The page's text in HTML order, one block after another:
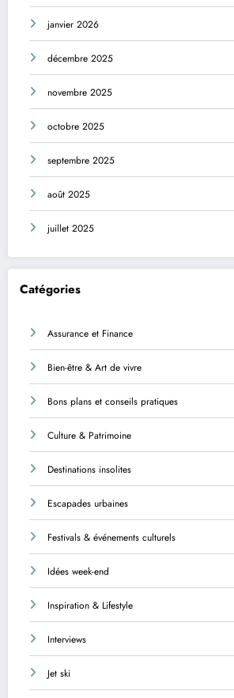
janvier 2026
décembre 2025
novembre 2025
octobre 2025
septembre 2025
août 2025
juillet 2025
Catégories
Assurance et Finance
Bien-être & Art de vivre
Bons plans et conseils pratiques
Culture & Patrimoine
Destinations insolites
Escapades urbaines
Festivals & événements culturels
Idées week-end
Inspiration & Lifestyle
Interviews
Jet ski